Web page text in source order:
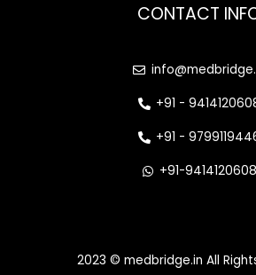
CONTACT
+91 -
+91 -
+91-9414120608
2023 © medbridge.in All